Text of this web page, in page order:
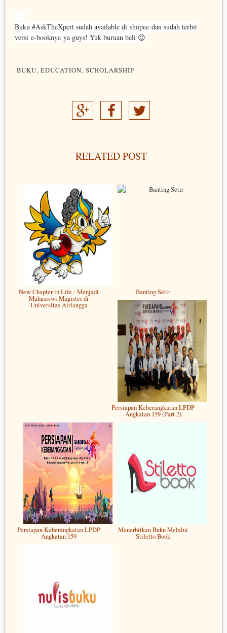
----
Buku #AskTheXpert sudah available di shopee dan sudah terbit
versi e-booknya ya guys! Yuk buruan beli 😉
BUKU, EDUCATION, SCHOLARSHIP
RELATED POST
New Chapter in Life : Menjadi
Mahasiswi Magister di
Universitas Airlangga
Banting Setir
Persiapan Keberangkatan LPDP
Angkatan 159 (Part 2)
Persiapan Keberangkatan LPDP
Angkatan 159
Menerbitkan Buku Melalui
Stiletto Book